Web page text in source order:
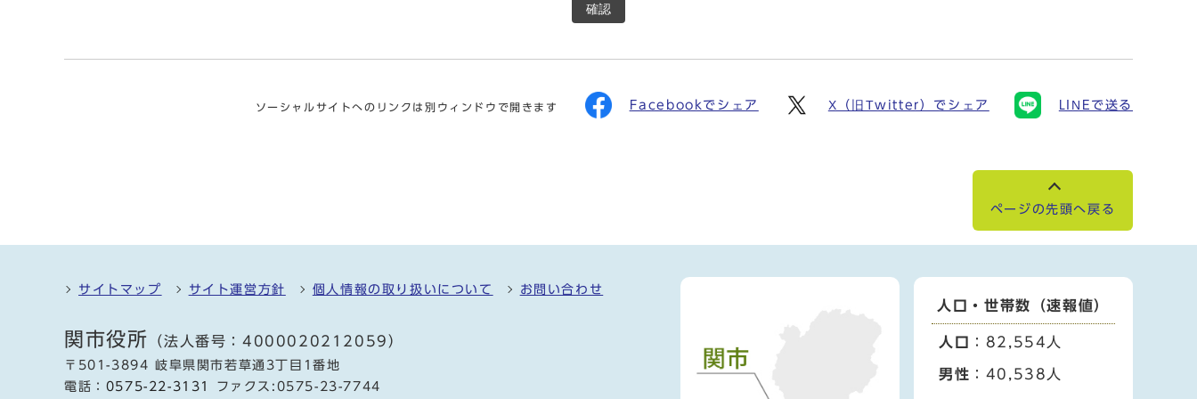
確認
ソーシャルサイトへのリンクは別ウィンドウで開きます Facebookでシェア X（旧Twitter）でシェア LINEで送る
ページの先頭へ戻る
サイトマップ サイト運営方針 個人情報の取り扱いについて お問い合わせ
関市役所 （法人番号：4000020212059）
〒501-3894 岐阜県関市若草通3丁目1番地
電話： 0575-22-3131 ファクス:0575-23-7744
人口・世帯数（速報値）
人口 ：82,554人
男性 ：40,538人